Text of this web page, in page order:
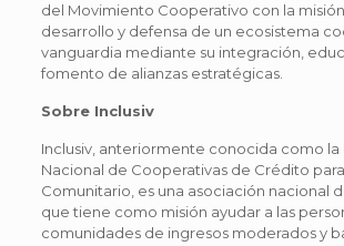
del Movimiento Cooperativo con la
desarrollo y defensa de un ecosistema
vanguardia mediante su integración,
fomento de alianzas estratégicas.
Sobre Inclusiv
Inclusiv, anteriormente conocida como la
Nacional de Cooperativas de Crédito
Comunitario, es una asociación nacional
que tiene como misión ayudar a las
comunidades de ingresos moderados y